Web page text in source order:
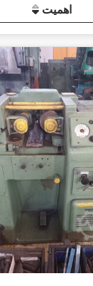
اهمیت